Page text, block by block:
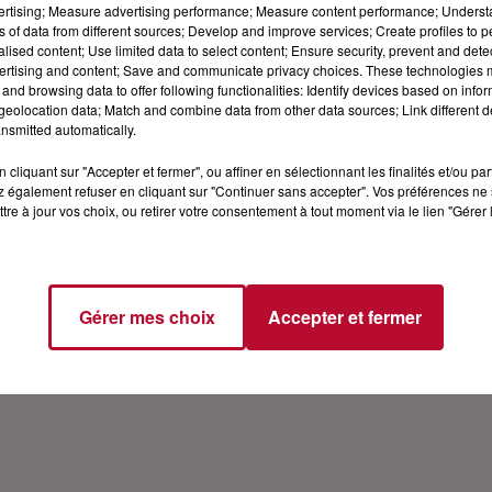
RTS
avec Tal et remporte la compétition avec
musicales. À 15 ans, elle auditionne pour être
but de reprendre « les plus belles chansons célébrant
à ce jour plus de 2,5 millions d’albums vendus à
la suite, en 2016, un mouvement positif nommé « La
une école au Népal. En décembre 2017, après
cette décision naît une collaboration avec l'acteur et
». En février 2019, elle sort son premier single et clip,
Au-delà, écrit sur le thème du dépassement de
de là ! qui consiste à ce qu'une célébrité se
son premier rôle à la télévision dans la saison 9
Measure advertising performance; Measure content performance;
of data from different sources; Develop and improve services; Create profiles to
content; Use limited data to select content; Ensure security, prevent and
and content; Save and communicate privacy choices. These technologies
browsing data to offer following functionalities: Identify devices based on
data; Match and combine data from other data sources; Link different
automatically.
cliquant sur "Accepter et fermer", ou affiner en sélectionnant les finalités et/ou
également refuser en cliquant sur "Continuer sans accepter". Vos préférences
à jour vos choix, ou retirer votre consentement à tout moment via le lien
Gérer mes choix Accepter et fermer